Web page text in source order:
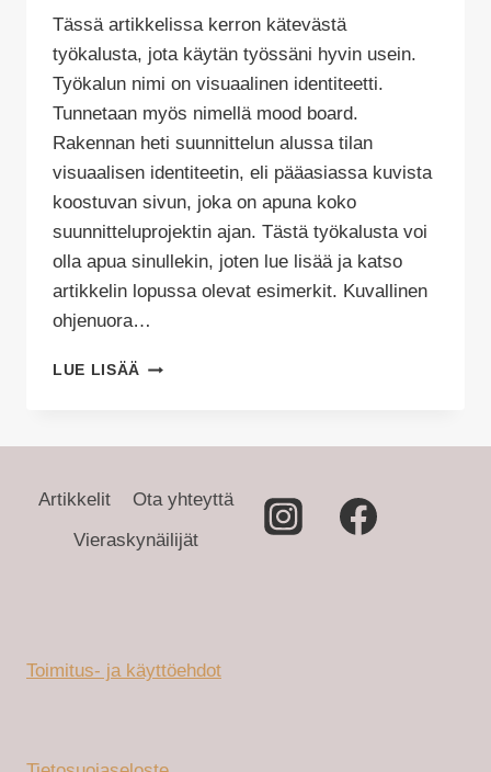
Puoliksi
Tehty
Tässä artikkelissa kerron kätevästä
työkalusta, jota käytän työssäni hyvin usein.
Työkalun nimi on visuaalinen identiteetti.
Tunnetaan myös nimellä mood board.
Rakennan heti suunnittelun alussa tilan
visuaalisen identiteetin, eli pääasiassa kuvista
koostuvan sivun, joka on apuna koko
suunnitteluprojektin ajan. Tästä työkalusta voi
olla apua sinullekin, joten lue lisää ja katso
artikkelin lopussa olevat esimerkit. Kuvallinen
ohjenuora…
LUE LISÄÄ VISUAALINEN
Artikkelit
Ota yhteyttä
Vieraskynäilijät
Toimitus- ja käyttöehdot